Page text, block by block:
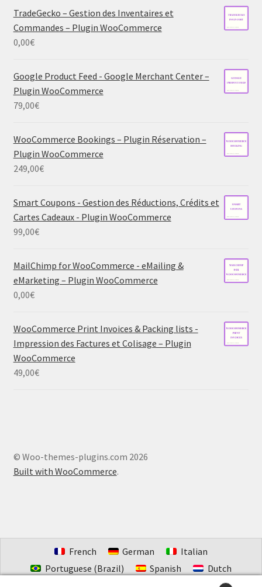
TradeGecko – Gestion des Inventaires et
Commandes – Plugin WooCommerce
0,00€
Google Product Feed - Google Merchant Center –
Plugin WooCommerce
79,00€
WooCommerce Bookings – Plugin Réservation –
Plugin WooCommerce
249,00€
Smart Coupons - Gestion des Réductions, Crédits et
Cartes Cadeaux - Plugin WooCommerce
99,00€
MailChimp for WooCommerce - eMailing &
eMarketing – Plugin WooCommerce
0,00€
WooCommerce Print Invoices & Packing lists -
Impression des Factures et Colisage – Plugin
WooCommerce
49,00€
© Woo-themes-plugins.com 2026
Built with WooCommerce.
French German
Italian
Portuguese (Brazil)
Spanish
Dutch